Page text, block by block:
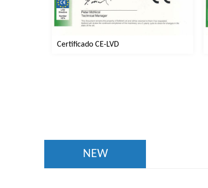
Certificado CE-LVD
NEW